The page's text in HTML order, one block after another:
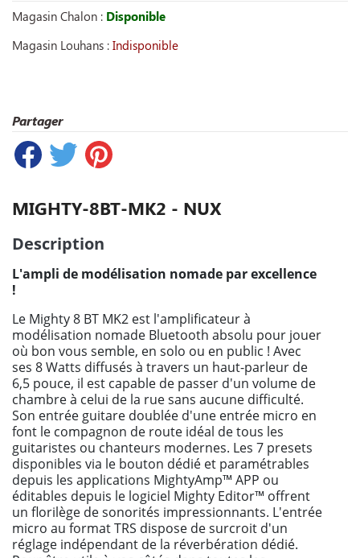
Magasin Chalon : Disponible
Magasin Louhans : Indisponible
Partager
MIGHTY-8BT-MK2 - NUX
Description
L'ampli de modélisation nomade par excellence
!
Le Mighty 8 BT MK2 est l'amplificateur à
modélisation nomade Bluetooth absolu pour jouer
où bon vous semble, en solo ou en public ! Avec
ses 8 Watts diffusés à travers un haut-parleur de
6,5 pouce, il est capable de passer d'un volume de
chambre à celui de la rue sans aucune difficulté.
Son entrée guitare doublée d'une entrée micro en
font le compagnon de route idéal de tous les
guitaristes ou chanteurs modernes. Les 7 presets
disponibles via le bouton dédié et paramétrables
depuis les applications MightyAmp™ APP ou
éditables depuis le logiciel Mighty Editor™ offrent
un florilège de sonorités impressionnants. L'entrée
micro au format TRS dispose de surcroit d'un
réglage indépendant de la réverbération dédié.